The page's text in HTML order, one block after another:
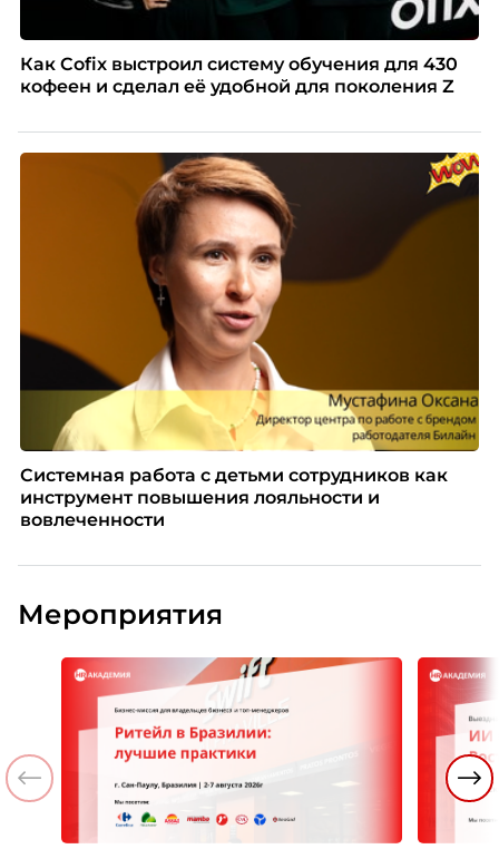
Как Cofix выстроил систему обучения для 430
кофеен и сделал её удобной для поколения Z
Системная работа с детьми сотрудников как
инструмент повышения лояльности и
вовлеченности
Мероприятия